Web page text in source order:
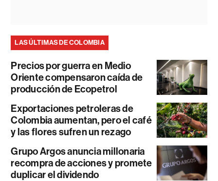
LAS ÚLTIMAS DE COLOMBIA
Precios por guerra en Medio
Oriente compensaron caída de
producción de Ecopetrol
Exportaciones petroleras de
Colombia aumentan, pero el café
y las flores sufren un rezago
Grupo Argos anuncia millonaria
recompra de acciones y promete
duplicar el dividendo